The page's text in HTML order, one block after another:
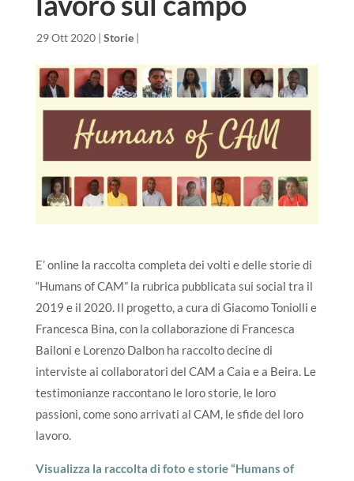
29 Ott 2020| Storie|
E’ online la raccolta completa dei volti e delle storie di
“Humans of CAM” la rubrica pubblicata sui social tra il
2019 e il 2020. Il progetto, a cura di Giacomo Toniolli e
Francesca Bina, con la collaborazione di Francesca
Bailoni e Lorenzo Dalbon ha raccolto decine di
interviste ai collaboratori del CAM a Caia e a Beira. Le
testimonianze raccontano le loro storie, le loro
passioni, come sono arrivati al CAM, le sfide del loro
lavoro.
Visualizza la raccolta di foto e storie “Humans of